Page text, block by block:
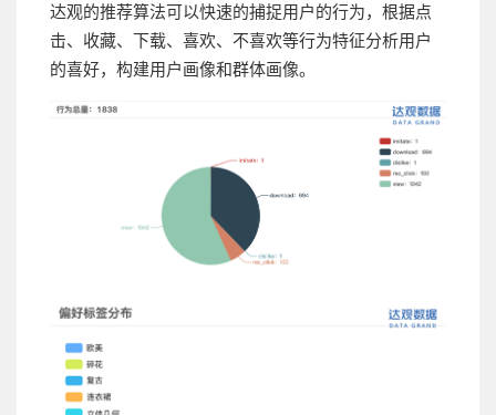
达观的推荐算法可以快速的捕捉用户的行为，根据点
击、收藏、下载、喜欢、不喜欢等行为特征分析用户
的喜好，构建用户画像和群体画像。